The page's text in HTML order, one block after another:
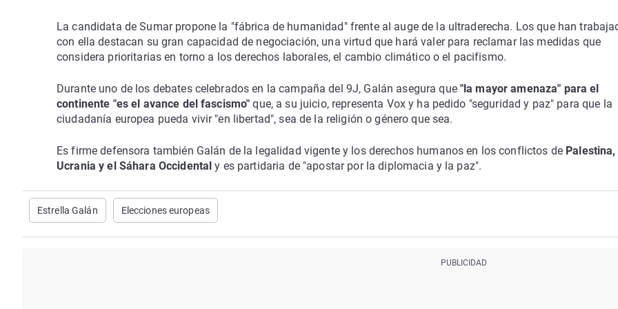
La candidata de Sumar propone la "fábrica de humanidad" frente al auge de la ultraderecha. Los que han
con ella destacan su gran capacidad de negociación, una virtud que hará valer para reclamar las medidas que
considera prioritarias en torno a los derechos laborales, el cambio climático o el pacifismo.
Durante uno de los debates celebrados en la campaña del 9J, Galán asegura que "la mayor amenaza" para el
continente "es el avance del fascismo" que, a su juicio, representa Vox y ha pedido "seguridad y paz" para que la
ciudadanía europea pueda vivir "en libertad", sea de la religión o género que sea.
Es firme defensora también Galán de la legalidad vigente y los derechos humanos en los conflictos de Palestina,
Ucrania y el Sáhara Occidental y es partidaria de "apostar por la diplomacia y la paz".
Estrella Galán Elecciones europeas